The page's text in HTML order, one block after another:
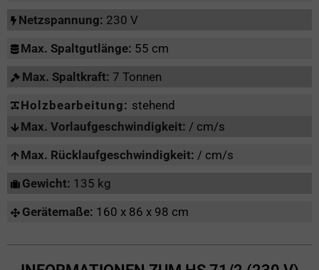
Netzspannung: 230 V
Max. Spaltgutlänge: 55 cm
Max. Spaltkraft: 7 Tonnen
Holzbearbeitung: stehend
Max. Vorlaufgeschwindigkeit: / cm/s
Max. Rücklaufgeschwindigkeit: / cm/s
Gewicht: 135 kg
Gerätemaße: 160 x 86 x 98 cm